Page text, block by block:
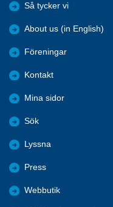
Så tycker vi
About us (in English)
Föreningar
Kontakt
Mina sidor
Sök
Lyssna
Press
Webbutik